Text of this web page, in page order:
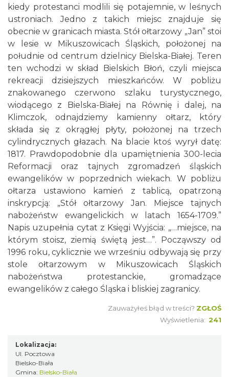
kiedy protestanci modlili się potajemnie, w leśnych
ustroniach. Jedno z takich miejsc znajduje się
obecnie w granicach miasta. Stół ołtarzowy „Jan” stoi
w lesie w Mikuszowicach Śląskich, położonej na
południe od centrum dzielnicy Bielska-Białej. Teren
ten wchodzi w skład Bielskich Błoń, czyli miejsca
rekreacji dzisiejszych mieszkańców. W pobliżu
znakowanego czerwono szlaku turystycznego,
wiodącego z Bielska-Białej na Równię i dalej, na
Klimczok, odnajdziemy kamienny ołtarz, który
składa się z okrągłej płyty, położonej na trzech
cylindrycznych głazach. Na blacie ktoś wyrył datę:
1817. Prawdopodobnie dla upamiętnienia 300-lecia
Reformacji oraz tajnych zgromadzeń śląskich
ewangelików w poprzednich wiekach. W pobliżu
ołtarza ustawiono kamień z tablicą, opatrzoną
inskrypcją: „Stół ołtarzowy Jan. Miejsce tajnych
nabożeństw ewangelickich w latach 1654-1709.”
Napis uzupełnia cytat z Księgi Wyjścia: „…miejsce, na
którym stoisz, ziemią świętą jest…”. Począwszy od
1996 roku, cyklicznie we wrześniu odbywają się przy
stole ołtarzowym w Mikuszowicach Śląskich
nabożeństwa protestanckie, gromadzące
ewangelików z całego Śląska i bliskiej zagranicy.
Zauważyłeś błąd w treści? ZGŁOŚ
Wyświetlenia: 241
Lokalizacja:
Ul. Pocztowa
Bielsko-Biała
Gmina: Bielsko-Biała